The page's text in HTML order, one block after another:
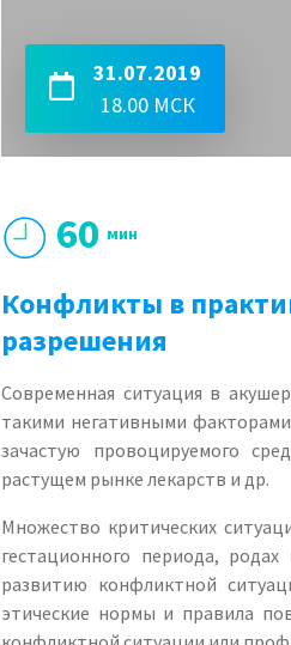
31.07.2019
18.00 МСК
60 мин
Конфликты в
разрешения
Современная ситуация в
такими негативными
зачастую провоцируемого
растущем рынке лекарств и др.
Множество критических
гестационного периода,
развитию конфликтной
этические нормы и правила